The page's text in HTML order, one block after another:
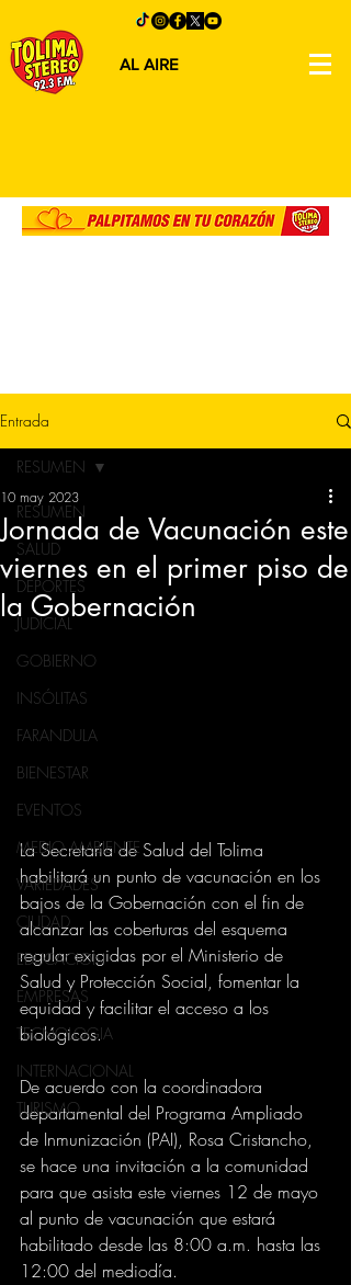
AL AIRE
Entrada
RESUMEN
SALUD
DEPORTES
JUDICIAL
GOBIERNO
INSÓLITAS
FARANDULA
BIENESTAR
EVENTOS
MEDIO AMBIENTE
VARIEDADES
CIUDAD
EDUCACION
EMPRESAS
TECNOLOGIA
INTERNACIONAL
TURISMO
RESUMEN
Jornada de Vacunación este
viernes en el primer piso de
la Gobernación
10 may 2023
La Secretaría de Salud del Tolima
habilitará un punto de vacunación en los
bajos de la Gobernación con el fin de
alcanzar las coberturas del esquema
regular exigidas por el Ministerio de
Salud y Protección Social, fomentar la
equidad y facilitar el acceso a los
biológicos.
De acuerdo con la coordinadora
departamental del Programa Ampliado
de Inmunización (PAI), Rosa Cristancho,
se hace una invitación a la comunidad
para que asista este viernes 12 de mayo
al punto de vacunación que estará
habilitado desde las 8:00 a.m. hasta las
12:00 del mediodía.